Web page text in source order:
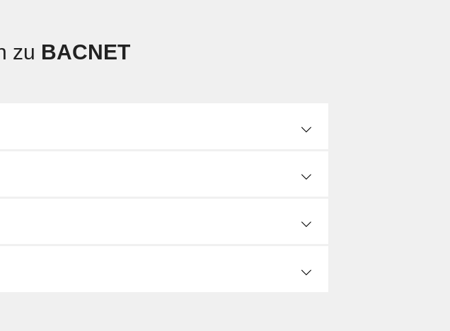
zu BACNET